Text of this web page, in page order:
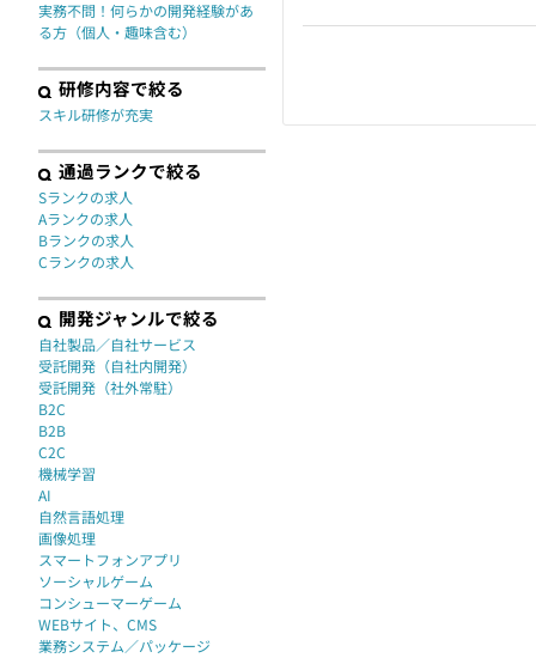
実務不問！何らかの開発経験があ
る方（個人・趣味含む）
研修内容で絞る
スキル研修が充実
通過ランクで絞る
Sランクの求人
Aランクの求人
Bランクの求人
Cランクの求人
開発ジャンルで絞る
自社製品／自社サービス
受託開発（自社内開発）
受託開発（社外常駐）
B2C
B2B
C2C
機械学習
AI
自然言語処理
画像処理
スマートフォンアプリ
ソーシャルゲーム
コンシューマーゲーム
WEBサイト、CMS
業務システム／パッケージ